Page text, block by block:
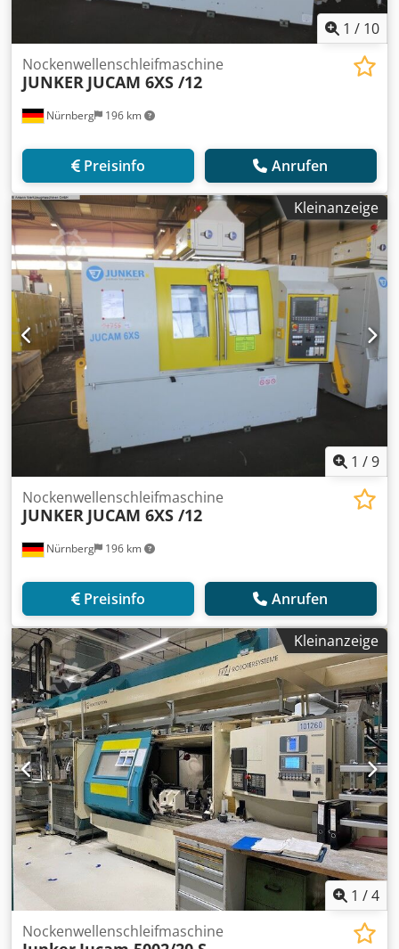
1 / 10
Nürnberg 196 km
Nockenwellenschleifmaschine
JUNKER JUCAM 6XS /12
Preisinfo Anrufen
Kleinanzeige
1 /9
Nürnberg 196 km
Nockenwellenschleifmaschine
JUNKER JUCAM 6XS /12
Preisinfo Anrufen
Kleinanzeige
1 /4
Nockenwellenschleifmaschine